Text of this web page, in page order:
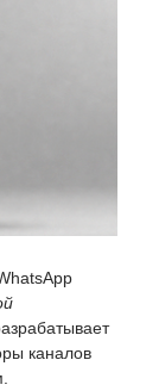
каналов